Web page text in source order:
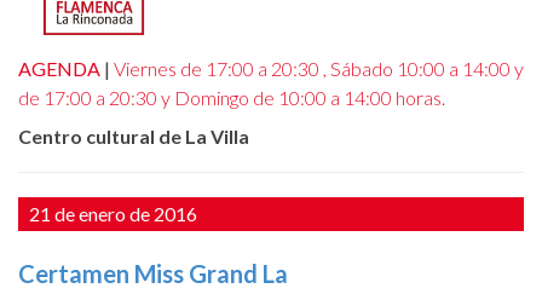
AGENDA | Viernes de 17:00 a 20:30 , Sábado 10:00 a 14:00 y
de 17:00 a 20:30 y Domingo de 10:00 a 14:00 horas.
Centro cultural de La Villa
21 de enero de 2016
Certamen Miss Grand La